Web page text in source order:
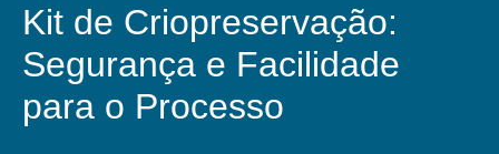
Kit de Criopreservação:
Segurança e Facilidade
para o Processo